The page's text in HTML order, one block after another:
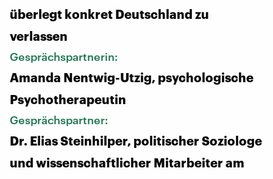
überlegt konkret Deutschland zu
verlassen
Gesprächspartnerin:
Amanda Nentwig-Utzig, psychologische
Psychotherapeutin
Gesprächspartner:
Dr. Elias Steinhilper, politischer Soziologe
und wissenschaftlicher Mitarbeiter am